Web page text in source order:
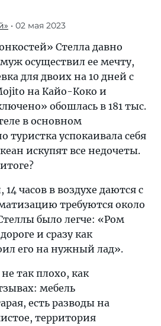
• 02 мая 2023
Стелла давно
осуществил ее мечту,
для двоих на 10 дней с
на Кайо-Коко и
обошлась в 181 тыс.
в основном
туристка успокаивала себя
искупят все недочеты.
часов в воздухе даются с
требуются около
было легче: «Ром
и сразу как
его на нужный лад».
так плохо, как
мебель
есть разводы на
территория